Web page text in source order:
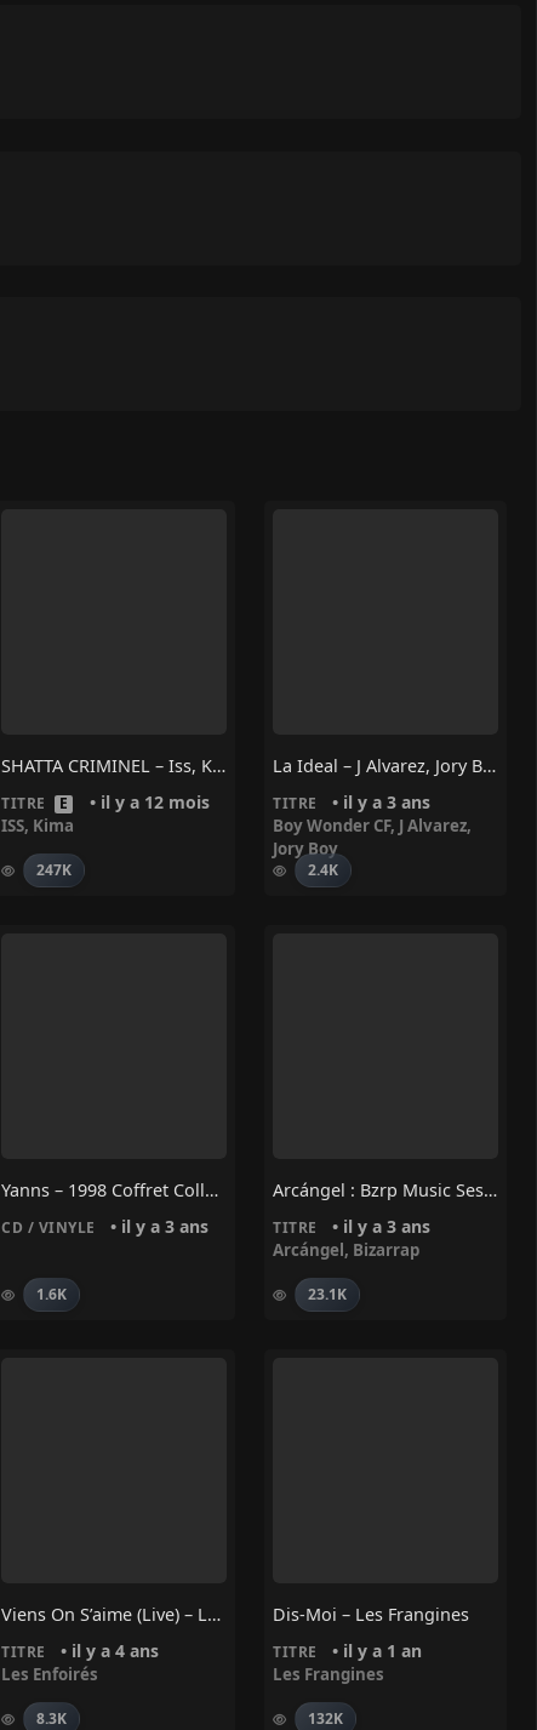
SHATTA CRIMINEL – Iss, Kima
TITRE E • il y a 12 mois
ISS, Kima
247K
La Ideal – J Alvarez, Jory Boy, Boy Wonder CF
TITRE • il y a 3 ans
Boy Wonder CF, J Alvarez,
Jory Boy
2.4K
Yanns – 1998 Coffret Collector
CD / VINYLE • il y a 3 ans
1.6K
Arcángel : Bzrp Music Sessions, Vol. 54
TITRE • il y a 3 ans
Arcángel, Bizarrap
23.1K
Viens On S’aime (Live) – Les Enfoirés
TITRE • il y a 4 ans
Les Enfoirés
8.3K
Dis-Moi – Les Frangines
TITRE • il y a 1 an
Les Frangines
132K